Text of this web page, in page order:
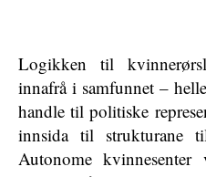
Logikken til
innafrå i samfunnet –
handle til politiske
innsida til strukturane
Autonome